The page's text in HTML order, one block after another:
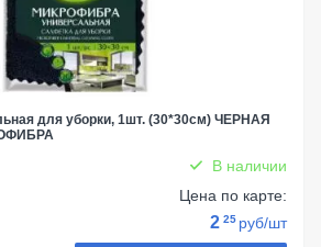
для уборки, 1шт. (30*30см) ЧЕРНАЯ
В наличии
Цена по карте:
2 25 руб/шт